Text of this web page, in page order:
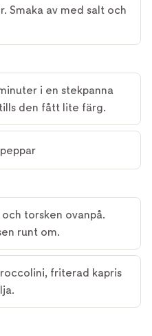
Smaka av med salt och
i en stekpanna
den fått lite färg.
torsken ovanpå.
runt om.
friterad kapris